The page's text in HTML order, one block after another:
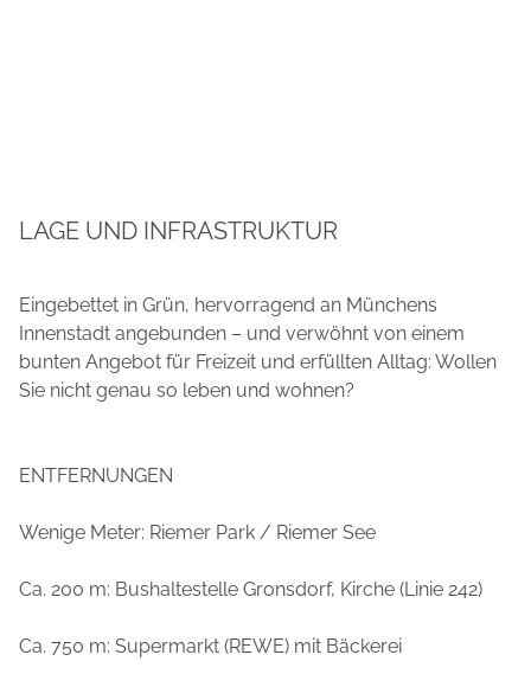
LAGE UND INFRASTRUKTUR
Eingebettet in Grün, hervorragend an Münchens
Innenstadt angebunden – und verwöhnt von einem
bunten Angebot für Freizeit und erfüllten Alltag: Wollen
Sie nicht genau so leben und wohnen?
ENTFERNUNGEN
Wenige Meter: Riemer Park / Riemer See
Ca. 200 m: Bushaltestelle Gronsdorf, Kirche (Linie 242)
Ca. 750 m: Supermarkt (REWE) mit Bäckerei